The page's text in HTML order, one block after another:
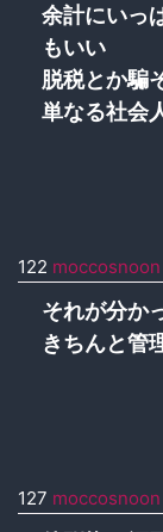
余計にいっ
もいい
脱税とか騙
単なる社会
122 moccosnoon
それが分か
きちんと管
127 moccosnoon